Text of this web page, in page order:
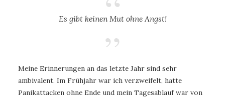
Es gibt keinen Mut ohne Angst!
Meine Erinnerungen an das letzte Jahr sind sehr
ambivalent. Im Frühjahr war ich verzweifelt, hatte
Panikattacken ohne Ende und mein Tagesablauf war von